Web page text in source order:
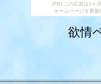
[PR] この広告は3ヶ
ホームページを更
欲情